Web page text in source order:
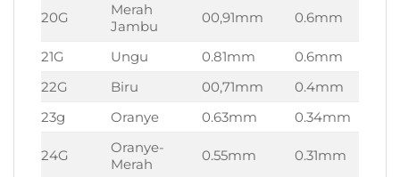
20G
Merah
Jambu
00,91mm 0.6mm
21G Ungu 0.81mm 0.6mm
22G
Biru 00,71mm 0.4mm
23g
Oranye 0.63mm 0.34mm
24G
Oranye-
Merah
0.55mm 0.31mm